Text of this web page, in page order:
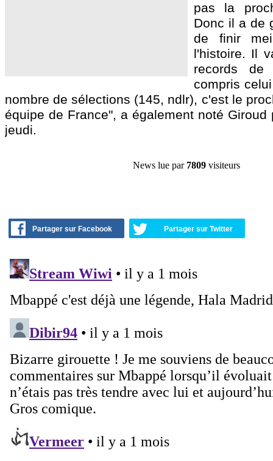
pas la
Donc il a de
de finir
l'histoire. Il
records
compris
nombre de sélections (145, ndlr), c'est le
équipe de France", a également noté Giroud
jeudi.
News lue par 7809 visiteurs
Partager sur Facebook Partager sur Twitter